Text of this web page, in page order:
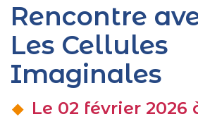
Rencontre
Les Cellules
Imaginales
Le 02 février 2026